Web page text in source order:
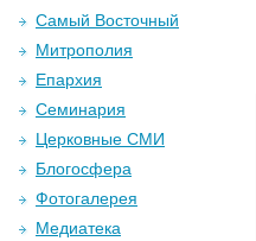
Самый Восточный
Митрополия
Епархия
Семинария
Церковные СМИ
Блогосфера
Фотогалерея
Медиатека